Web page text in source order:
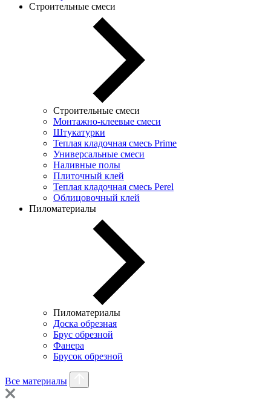
Строительные смеси
Строительные смеси
Монтажно-клеевые смеси
Штукатурки
Теплая кладочная смесь Prime
Универсальные смеси
Наливные полы
Плиточный клей
Теплая кладочная смесь Perel
Облицовочный клей
Пиломатериалы
Пиломатериалы
Доска обрезная
Брус обрезной
Фанера
Брусок обрезной
Все материалы